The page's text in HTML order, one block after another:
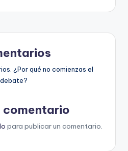
¿Por qué no comienzas el
debate?
comentario
para publicar un comentario.